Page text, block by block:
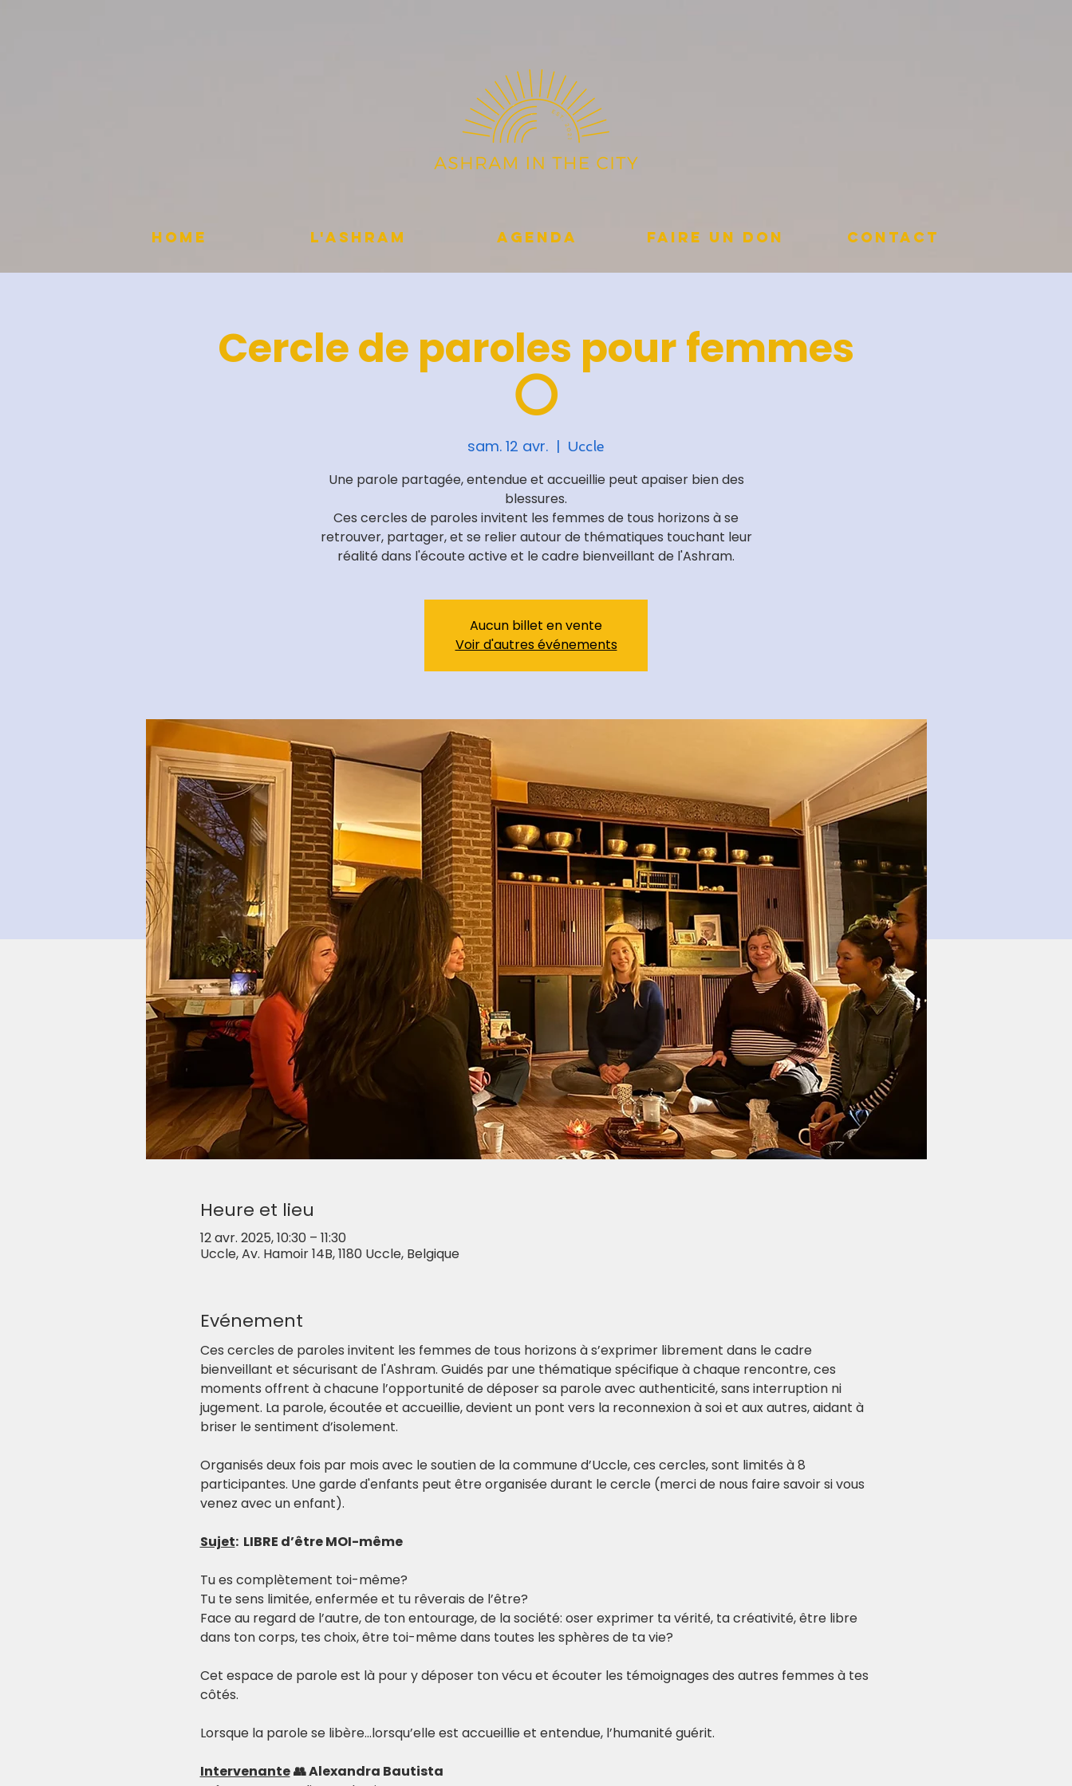
HOME L'Ashram Agenda Faire un don Contact
Cercle de paroles pour femmes
⭕
sam. 12 avr.
  |
Uccle
Une parole partagée, entendue et accueillie peut apaiser bien des
blessures.
Ces cercles de paroles invitent les femmes de tous horizons à se
retrouver, partager, et se relier autour de thématiques touchant leur
réalité dans l'écoute active et le cadre bienveillant de l'Ashram.
Aucun billet en vente
Voir d'autres événements
Heure et lieu
12 avr. 2025, 10:30 – 11:30
Uccle, Av. Hamoir 14B, 1180 Uccle, Belgique
Evénement
Ces cercles de paroles invitent les femmes de tous horizons à s’exprimer librement dans le cadre
bienveillant et sécurisant de l'Ashram. Guidés par une thématique spécifique à chaque rencontre, ces
moments offrent à chacune l’opportunité de déposer sa parole avec authenticité, sans interruption ni
jugement. La parole, écoutée et accueillie, devient un pont vers la reconnexion à soi et aux autres, aidant à
briser le sentiment d’isolement.
Organisés deux fois par mois avec le soutien de la commune d’Uccle, ces cercles, sont limités à 8
participantes. Une garde d'enfants peut être organisée durant le cercle (merci de nous faire savoir si vous
venez avec un enfant).
Sujet:  LIBRE d’être MOI-même
Tu es complètement toi-même?
Tu te sens limitée, enfermée et tu rêverais de l’être?
Face au regard de l’autre, de ton entourage, de la société: oser exprimer ta vérité, ta créativité, être libre
dans ton corps, tes choix, être toi-même dans toutes les sphères de ta vie?
Cet espace de parole est là pour y déposer ton vécu et écouter les témoignages des autres femmes à tes
côtés.
Lorsque la parole se libère…lorsqu’elle est accueillie et entendue, l’humanité guérit.
Intervenante👥 Alexandra Bautista